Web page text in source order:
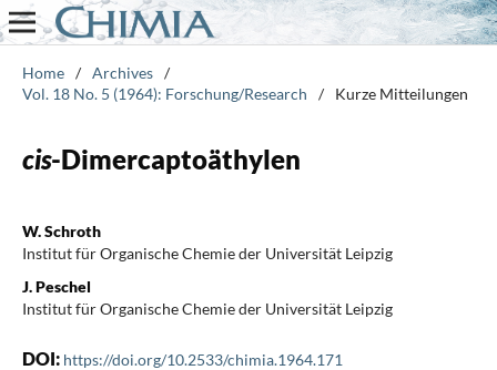
Home / Archives /
Vol. 18 No. 5 (1964): Forschung/Research
/ Kurze Mitteilungen
cis-Dimercaptoäthylen
W. Schroth
Institut für Organische Chemie der Universität Leipzig
J. Peschel
Institut für Organische Chemie der Universität Leipzig
DOI: https://doi.org/10.2533/chimia.1964.171